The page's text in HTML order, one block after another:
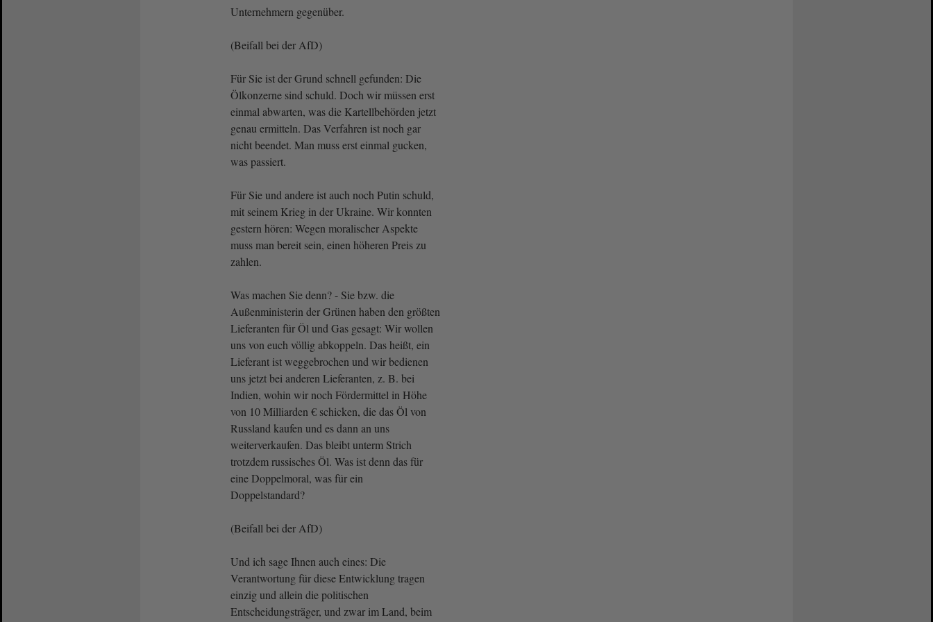
Unternehmern gegenüber.
(Beifall bei der AfD)
Für Sie ist der Grund schnell gefunden: Die
Ölkonzerne sind schuld. Doch wir müssen erst
einmal abwarten, was die Kartellbehörden jetzt
genau ermitteln. Das Verfahren ist noch gar
nicht beendet. Man muss erst einmal gucken,
was passiert.
Für Sie und andere ist auch noch Putin schuld,
mit seinem Krieg in der Ukraine. Wir konnten
gestern hören: Wegen moralischer Aspekte
muss man bereit sein, einen höheren Preis zu
zahlen.
Was machen Sie denn? - Sie bzw. die
Außenministerin der Grünen haben den größten
Lieferanten für Öl und Gas gesagt: Wir wollen
uns von euch völlig abkoppeln. Das heißt, ein
Lieferant ist weggebrochen und wir bedienen
uns jetzt bei anderen Lieferanten, z. B. bei
Indien, wohin wir noch Fördermittel in Höhe
von 10 Milliarden € schicken, die das Öl von
Russland kaufen und es dann an uns
weiterverkaufen. Das bleibt unterm Strich
trotzdem russisches Öl. Was ist denn das für
eine Doppelmoral, was für ein
Doppelstandard?
(Beifall bei der AfD)
Und ich sage Ihnen auch eines: Die
Verantwortung für diese Entwicklung tragen
einzig und allein die politischen
Entscheidungsträger, und zwar im Land, beim